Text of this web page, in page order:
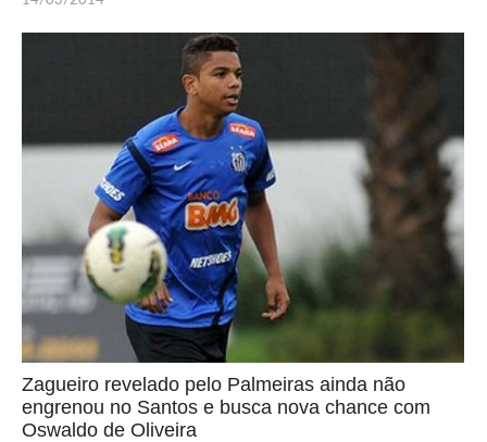
Zagueiro revelado pelo Palmeiras ainda não
engrenou no Santos e busca nova chance com
Oswaldo de Oliveira